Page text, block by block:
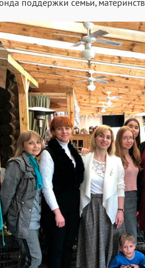
поддержки семьи,